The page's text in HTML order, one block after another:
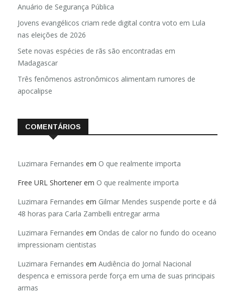
Anuário de Segurança Pública
Jovens evangélicos criam rede digital contra voto em Lula
nas eleições de 2026
Sete novas espécies de rãs são encontradas em
Madagascar
Três fenômenos astronômicos alimentam rumores de
apocalipse
COMENTÁRIOS
Luzimara Fernandes em O que realmente importa
Free URL Shortener em O que realmente importa
Luzimara Fernandes em Gilmar Mendes suspende porte e dá
48 horas para Carla Zambelli entregar arma
Luzimara Fernandes em Ondas de calor no fundo do oceano
impressionam cientistas
Luzimara Fernandes em Audiência do Jornal Nacional
despenca e emissora perde força em uma de suas principais
armas